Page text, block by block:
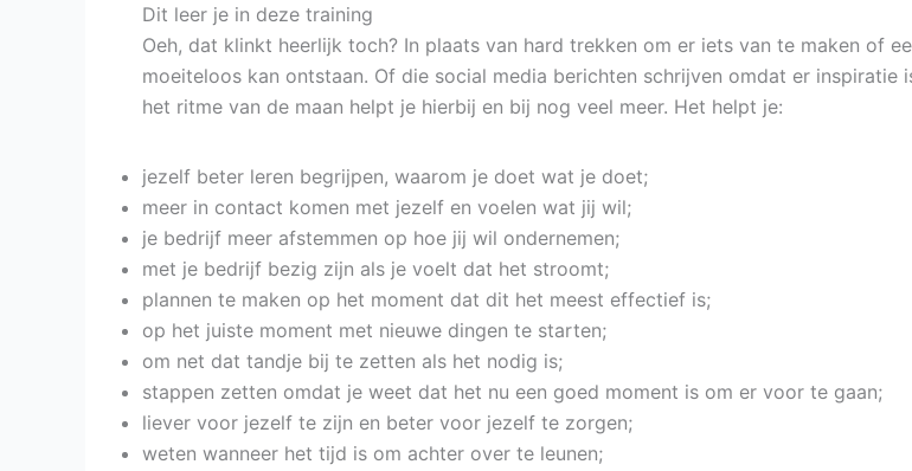
Dit leer je in deze training
Oeh, dat klinkt heerlijk toch? In plaats van hard trekken om er iets van te maken of
moeiteloos kan ontstaan. Of die social media berichten schrijven omdat er inspiratie
het ritme van de maan helpt je hierbij en bij nog veel meer. Het helpt je:
jezelf beter leren begrijpen, waarom je doet wat je doet;
meer in contact komen met jezelf en voelen wat jij wil;
je bedrijf meer afstemmen op hoe jij wil ondernemen;
met je bedrijf bezig zijn als je voelt dat het stroomt;
plannen te maken op het moment dat dit het meest effectief is;
op het juiste moment met nieuwe dingen te starten;
om net dat tandje bij te zetten als het nodig is;
stappen zetten omdat je weet dat het nu een goed moment is om er voor te gaan;
liever voor jezelf te zijn en beter voor jezelf te zorgen;
weten wanneer het tijd is om achter over te leunen;